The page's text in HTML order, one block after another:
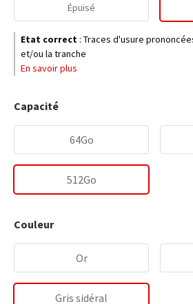
Épuisé
Etat correct : Traces d'usure
et/ou la tranche
En savoir plus
Capacité
64Go
512Go
Couleur
Or
Gris sidéral